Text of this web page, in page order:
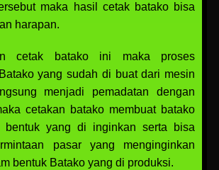
maka hasil cetak batako bisa
harapan.
cetak batako ini maka proses
yang sudah di buat dari mesin
menjadi pemadatan dengan
cetakan batako membuat batako
bentuk yang di inginkan serta bisa
pasar yang menginginkan
bentuk Batako yang di produksi.